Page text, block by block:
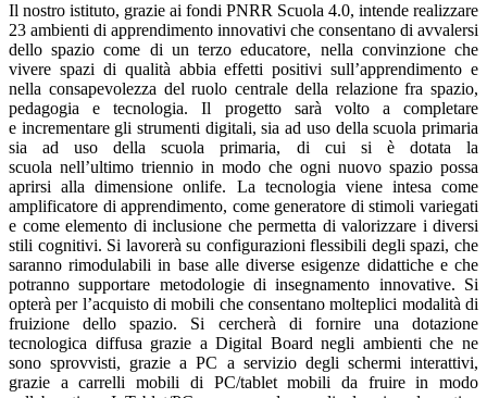
Il nostro istituto, grazie ai fondi PNRR Scuola 4.0, intende realizzare
23 ambienti di apprendimento innovativi che consentano di avvalersi
dello spazio come di un terzo educatore, nella convinzione che
vivere spazi di qualità abbia effetti positivi sull’apprendimento e
nella consapevolezza del ruolo centrale della relazione fra spazio,
pedagogia e tecnologia. Il progetto sarà volto a completare
e incrementare gli strumenti digitali, sia ad uso della scuola primaria
sia ad uso della scuola primaria, di cui si è dotata la
scuola nell’ultimo triennio in modo che ogni nuovo spazio possa
aprirsi alla dimensione onlife. La tecnologia viene intesa come
amplificatore di apprendimento, come generatore di stimoli variegati
e come elemento di inclusione che permetta di valorizzare i diversi
stili cognitivi. Si lavorerà su configurazioni flessibili degli spazi, che
saranno rimodulabili in base alle diverse esigenze didattiche e che
potranno supportare metodologie di insegnamento innovative. Si
opterà per l’acquisto di mobili che consentano molteplici modalità di
fruizione dello spazio. Si cercherà di fornire una dotazione
tecnologica diffusa grazie a Digital Board negli ambienti che ne
sono sprovvisti, grazie a PC a servizio degli schermi interattivi,
grazie a carrelli mobili di PC/tablet mobili da fruire in modo